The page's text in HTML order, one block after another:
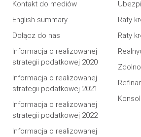
Kontakt do mediów
English summary
Dołącz do nas
Informacja o realizowanej
strategii podatkowej 2020
Informacja o realizowanej
strategii podatkowej 2021
Informacja o realizowanej
strategii podatkowej 2022
Informacja o realizowanej
Raty
Raty